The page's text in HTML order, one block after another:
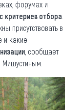
форумах и
критериев отбора
присутствовать в
и какие
, сообщает
Мишустиным.